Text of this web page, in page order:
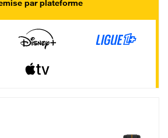
par plateforme